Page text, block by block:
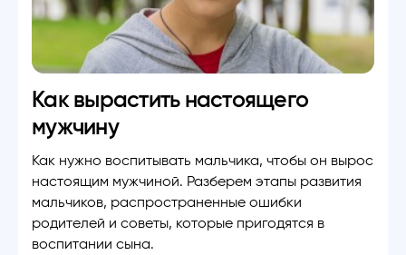
Как вырастить настоящего
мужчину
Как нужно воспитывать мальчика, чтобы он вырос
настоящим мужчиной. Разберем этапы развития
мальчиков, распространенные ошибки
родителей и советы, которые пригодятся в
воспитании сына.